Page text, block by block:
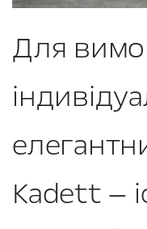
Для
Kadett —